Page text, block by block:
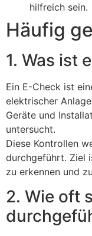
hilfreich sein.
Häufig
1. Was ist
Ein E-Check ist
elektrischer
Geräte und
untersucht.
Diese Kontrollen
durchgeführt. Ziel
zu erkennen und
2. Wie oft